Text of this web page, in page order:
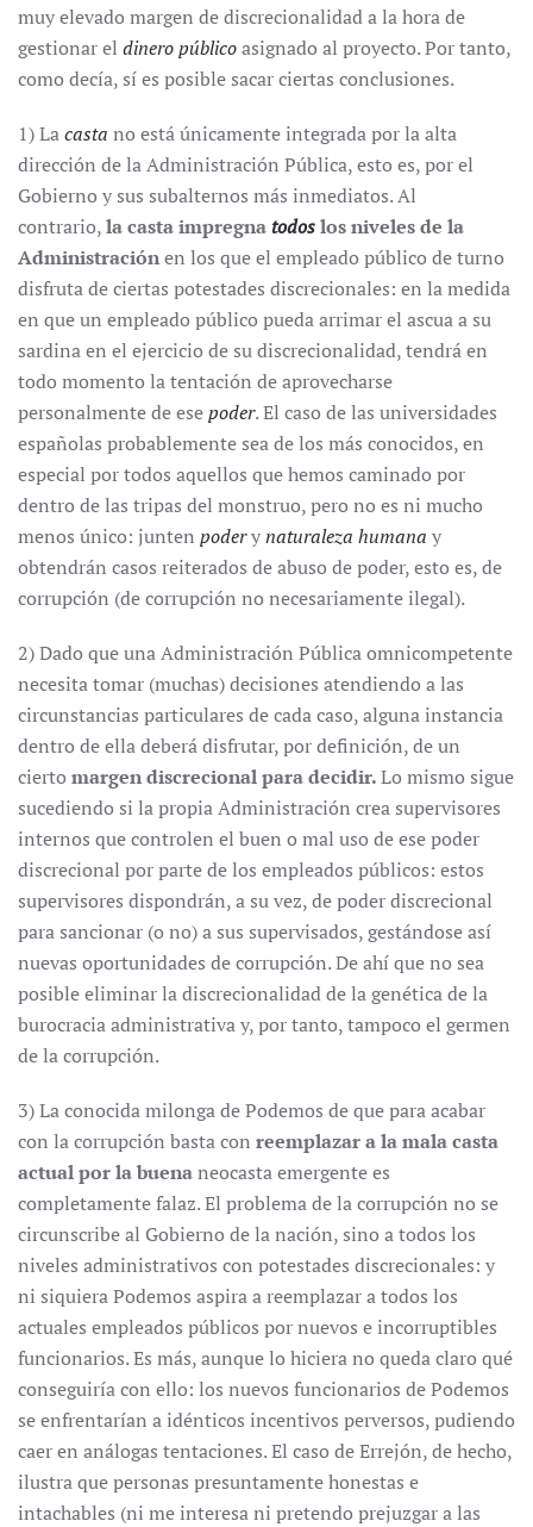
muy elevado margen de discrecionalidad a la hora de
gestionar el dinero públicoasignado al proyecto. Por tanto,
como decía, sí es posible sacar ciertas conclusiones.
1) Lacasta no está únicamente integrada por la alta
dirección de la Administración Pública, esto es, por el
Gobierno y sus subalternos más inmediatos. Al
contrario,la casta impregnatodoslos niveles de la
Administraciónen los que el empleado público de turno
disfruta de ciertas potestades discrecionales: en la medida
en que un empleado público pueda arrimar el ascua a su
sardina en el ejercicio de su discrecionalidad, tendrá en
todo momento la tentación de aprovecharse
personalmente de esepoder. El caso de las universidades
españolas probablemente sea de los más conocidos, en
especial por todos aquellos que hemos caminado por
dentro de las tripas del monstruo, pero no es ni mucho
menos único: junten poderynaturaleza humana y
obtendrán casos reiterados de abuso de poder, esto es, de
corrupción (de corrupción no necesariamente ilegal).
2) Dado que una Administración Pública omnicompetente
necesita tomar (muchas) decisiones atendiendo a las
circunstancias particulares de cada caso, alguna instancia
dentro de ella deberá disfrutar, por definición, de un
cierto margen discrecional para decidir.Lo mismo sigue
sucediendo si la propia Administración crea supervisores
internos que controlen el buen o mal uso de ese poder
discrecional por parte de los empleados públicos: estos
supervisores dispondrán, a su vez, de poder discrecional
para sancionar (o no) a sus supervisados, gestándose así
nuevas oportunidades de corrupción. De ahí que no sea
posible eliminar la discrecionalidad de la genética de la
burocracia administrativa y, por tanto, tampoco el germen
de la corrupción.
3) La conocida milonga de Podemos de que para acabar
con la corrupción basta con reemplazar a la mala casta
actual por la buenaneocasta emergente es
completamente falaz. El problema de la corrupción no se
circunscribe al Gobierno de la nación, sino a todos los
niveles administrativos con potestades discrecionales: y
ni siquiera Podemos aspira a reemplazar a todos los
actuales empleados públicos por nuevos e incorruptibles
funcionarios. Es más, aunque lo hiciera no queda claro qué
conseguiría con ello: los nuevos funcionarios de Podemos
se enfrentarían a idénticos incentivos perversos, pudiendo
caer en análogas tentaciones. El caso de Errejón, de hecho,
ilustra que personas presuntamente honestas e
intachables (ni me interesa ni pretendo prejuzgar a las